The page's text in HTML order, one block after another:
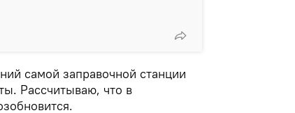
самой заправочной станции
Рассчитываю, что в